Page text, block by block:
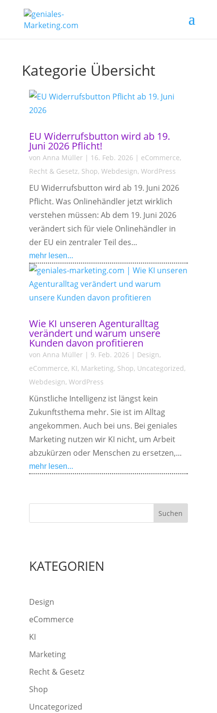
Kategorie Übersicht
EU Widerrufsbutton wird ab 19.
Juni 2026 Pflicht!
von Anna Müller| 16. Feb. 2026 | eCommerce,
Recht & Gesetz, Shop, Webdesign, WordPress
EU Widerrufsbutton wird ab 19. Juni 2026
Pflicht. Was Onlinehändler jetzt wirklich
verstehen müssen: Ab dem 19. Juni 2026
verändert sich für viele Onlinehändler in
der EU ein zentraler Teil des...
mehr lesen...
Wie KI unseren Agenturalltag
verändert und warum unsere
Kunden davon profitieren
von Anna Müller| 9. Feb. 2026 | Design,
eCommerce, KI, Marketing, Shop, Uncategorized,
Webdesign, WordPress
Künstliche Intelligenz ist längst kein
Zukunftsthema mehr. Sie ist im Alltag
angekommen. Auch bei uns. Bei geniales
Marketing nutzen wir KI nicht, um Arbeit
abzukürzen oder Menschen zu ersetzen,...
mehr lesen...
Suchen
KATEGORIEN
Design
eCommerce
KI
Marketing
Recht & Gesetz
Shop
Uncategorized